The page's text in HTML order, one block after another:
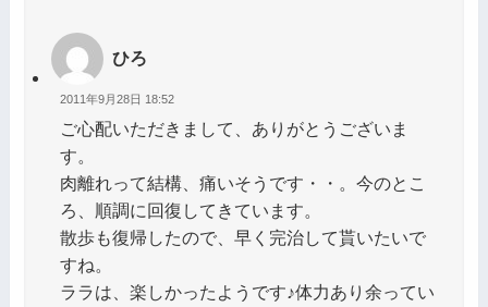
ひろ
2011年9月28日 18:52
ご心配いただきまして、ありがとうございま
す。
肉離れって結構、痛いそうです・・。今のとこ
ろ、順調に回復してきています。
散歩も復帰したので、早く完治して貰いたいで
すね。
ララは、楽しかったようです♪体力あり余ってい